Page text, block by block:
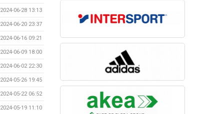
2024-06-28 13:13
2024-06-20 23:37
2024-06-16 09:21
2024-06-09 18:00
2024-06-02 22:30
2024-05-26 19:45
2024-05-22 06:52
2024-05-19 11:10